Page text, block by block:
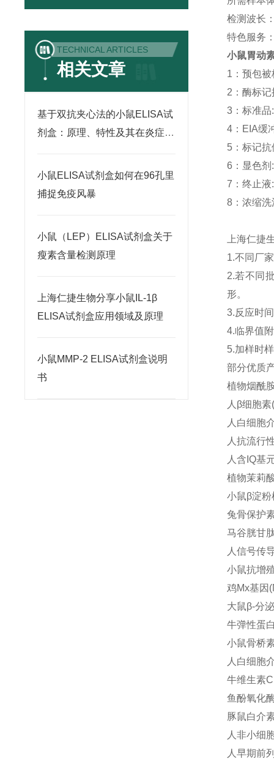
TECHNICAL ARTICLES
相关文章
基于双抗夹心法的小鼠ELISA试
剂盒：原理、特性及其在炎症因
小鼠ELISA试剂盒如何在96孔里
捕捉免疫风暴
小鼠（LEP）ELISA试剂盒关于
瘦素含量检测原理
上海仁捷生物分享小鼠IL-1β
ELISA试剂盒应用领域及原理
小鼠MMP-2 ELISA试剂盒说明
书
检测波长
特色服务
小鼠胃动
1：预包
2：酶标
3：标准
4：EIA缓
5：标记
6：显色剂
7：终止液
8：浓缩
上海仁捷
1.不同厂
2.若不同
形。
3.反应时
4.临界值
5.加样时
部分优质
植物烟酰
人β细胞
人白细胞
人抗流行
人含IQ基
植物茉莉
小鼠β淀
兔骨保护
马谷胱甘
人信号传
小鼠抗增
鸡Mx基因
大鼠β-分
牛弹性蛋
小鼠骨桥
人白细胞
牛维生素
鱼酚氧化
豚鼠白介
人非小细
人早期前